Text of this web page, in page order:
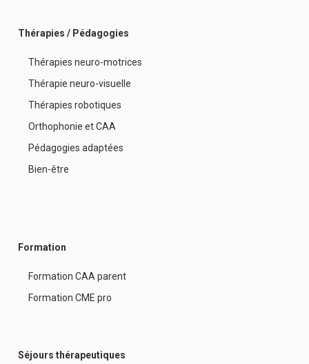
Thérapies / Pédagogies
Thérapies neuro-motrices
Thérapie neuro-visuelle
Thérapies robotiques
Orthophonie et CAA
Pédagogies adaptées
Bien-être
Formation
Formation CAA parent
Formation CME pro
Séjours thérapeutiques